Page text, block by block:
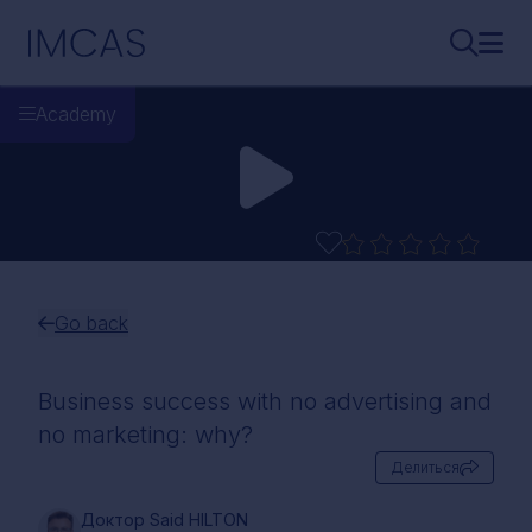
IMCAS
Academy
Go back
Business success with no advertising and
no marketing: why?
Делиться
Доктор Said HILTON